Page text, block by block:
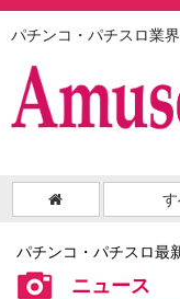
パチンコ・パチスロ業
パチンコ・パチスロ最
ニュース